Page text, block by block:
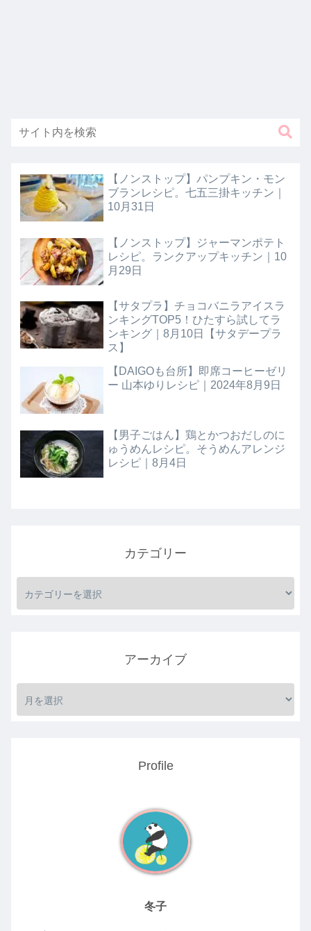
【ノンストップ】パンプキン・モン
ブランレシピ。七五三掛キッチン｜
10月31日
【ノンストップ】ジャーマンポテト
レシピ。ランクアップキッチン｜10
月29日
【サタプラ】チョコバニラアイスラ
ンキングTOP5！ひたすら試してラ
ンキング｜8月10日【サタデープラ
ス】
【DAIGOも台所】即席コーヒーゼリ
ー 山本ゆりレシピ｜2024年8月9日
【男子ごはん】鶏とかつおだしのに
ゅうめんレシピ。そうめんアレンジ
レシピ｜8月4日
カテゴリー
アーカイブ
Profile
冬子